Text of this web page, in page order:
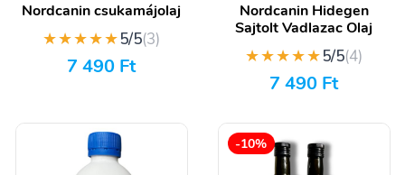
Nordcanin csukamájolaj
★★★★★5/5(3)
7 490 Ft
Nordcanin Hidegen
Sajtolt Vadlazac Olaj
★★★★★5/5(4)
7 490 Ft
-10%